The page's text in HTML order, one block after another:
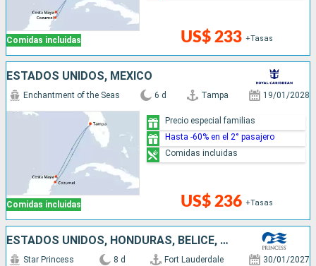
Comidas incluidas US$ 233 +Tasas
ESTADOS UNIDOS, MÉXICO
Comidas incluidas
Enchantment of the Seas 6 d Tampa 19/01/2028
US$ 236 +Tasas
Precio especial familias
Hasta -60% en el 2° pasajero
Comidas incluidas
ESTADOS UNIDOS, HONDURAS, BELICE, MÉXICO
Star Princess 8 d Fort Lauderdale 30/01/2027